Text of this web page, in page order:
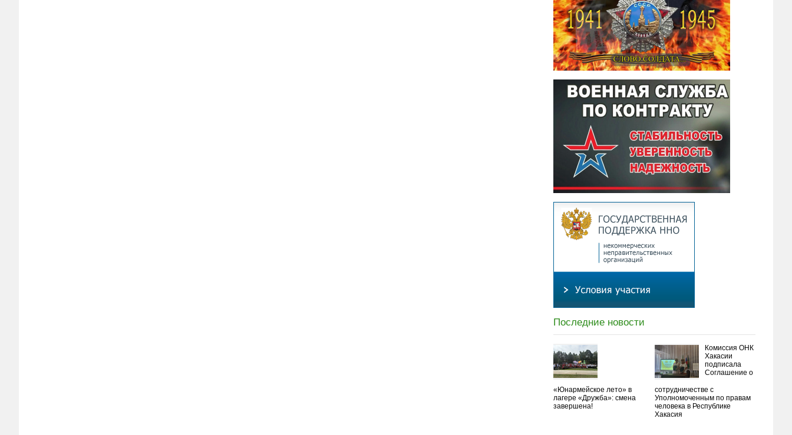
Последние новости
«Юнармейское лето» в
лагере «Дружба»: смена
завершена!
Комиссия ОНК
Хакасии
подписала
Соглашение о
сотрудничестве с
Уполномоченным по правам
человека в Республике
Хакасия